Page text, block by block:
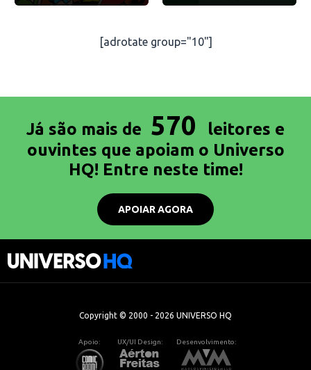
[adrotate group="10"]
Já são mais de 570
leitores e
ouvintes que apoiam o Universo
HQ! Entre neste time!
APOIAR AGORA
Copyright © 2000 - 2026 UNIVERSO HQ
Apoio: UX/UI Design: Desenvolvimento: